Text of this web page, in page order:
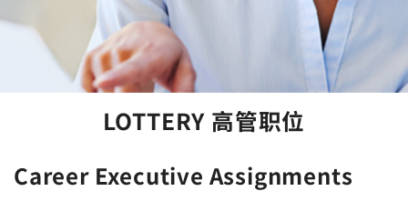
LOTTERY 高管职位
Career Executive Assignments